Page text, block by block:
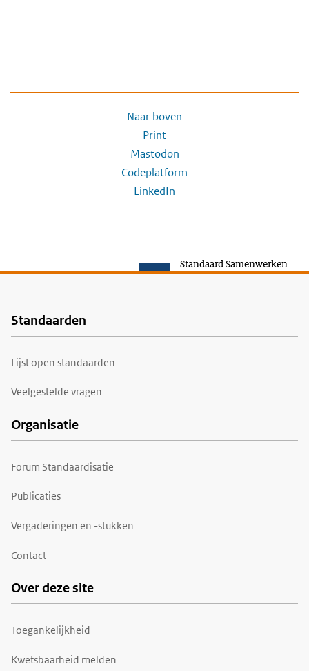
Naar boven
Print
Mastodon
Codeplatform
LinkedIn
Standaard Samenwerken
Voet
Standaarden
Lijst open standaarden
Veelgestelde vragen
Organisatie
Forum Standaardisatie
Publicaties
Vergaderingen en -stukken
Contact
Over deze site
Toegankelijkheid
Kwetsbaarheid melden